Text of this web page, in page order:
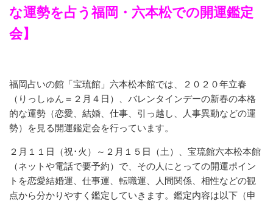
な運勢を占う福岡・六本松での開運鑑定
会】
福岡占いの館「宝琉館」六本松本館では、２０２０年立春
（りっしゅん＝２月４日）、バレンタインデーの新春の本格
的な運勢（恋愛、結婚、仕事、引っ越し、人事異動などの運
勢）を見る開運鑑定会を行っています。
２月１１日（祝･火）～２月１５日（土）、宝琉館六本松本館
（ネットや電話で要予約）で、その人にとっての開運ポイン
トを恋愛結婚運、仕事運、転職運、人間関係、相性などの観
点から分かりやすく鑑定していきます。鑑定内容は以下（申